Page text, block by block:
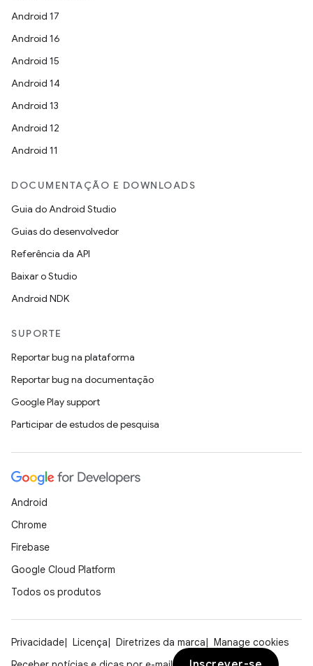
Android 17
Android 16
Android 15
Android 14
Android 13
Android 12
Android 11
DOCUMENTAÇÃO E DOWNLOADS
Guia do Android Studio
Guias do desenvolvedor
Referência da API
Baixar o Studio
Android NDK
SUPORTE
Reportar bug na plataforma
Reportar bug na documentação
Google Play support
Participar de estudos de pesquisa
Android
Chrome
Firebase
Google Cloud Platform
Todos os produtos
Privacidade Licença Diretrizes da marca
Manage cookies